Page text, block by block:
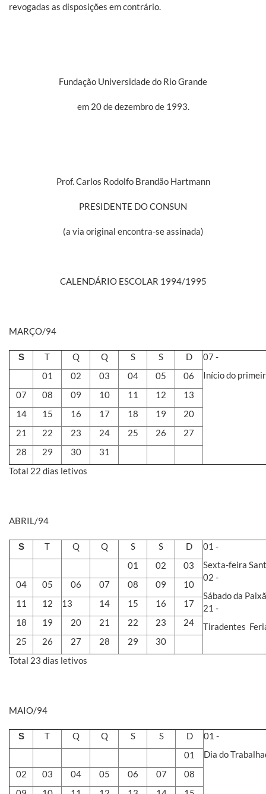
revogadas as disposições em contrário.
Fundação Universidade do Rio Grande
em 20 de dezembro de 1993.
Prof. Carlos Rodolfo Brandão Hartmann
PRESIDENTE DO CONSUN
(a via original encontra-se assinada)
CALENDÁRIO ESCOLAR 1994/1995
MARÇO/94
S T Q Q S S D
07 -
Início do
01 02 03 04 05
06
07
08 09 10 11 12
13
14
15 16 17 18 19
20
21
22 23 24 25 26
27
28
29 30
31
Total 22 dias letivos
ABRIL/94
S T Q Q S S D
01 -
Sexta-feira
02 -
Sábado da
21 -
Tiradentes 
01 02
03
04
05 06 07 08 09
10
11
12 13 14 15 16
17
18
19 20 21 22 23
24
25
26 27 28 29
30
Total 23 dias letivos
MAIO/94
S T Q Q S S D
01 -
Dia do
01
02
03 04 05 06 07
08